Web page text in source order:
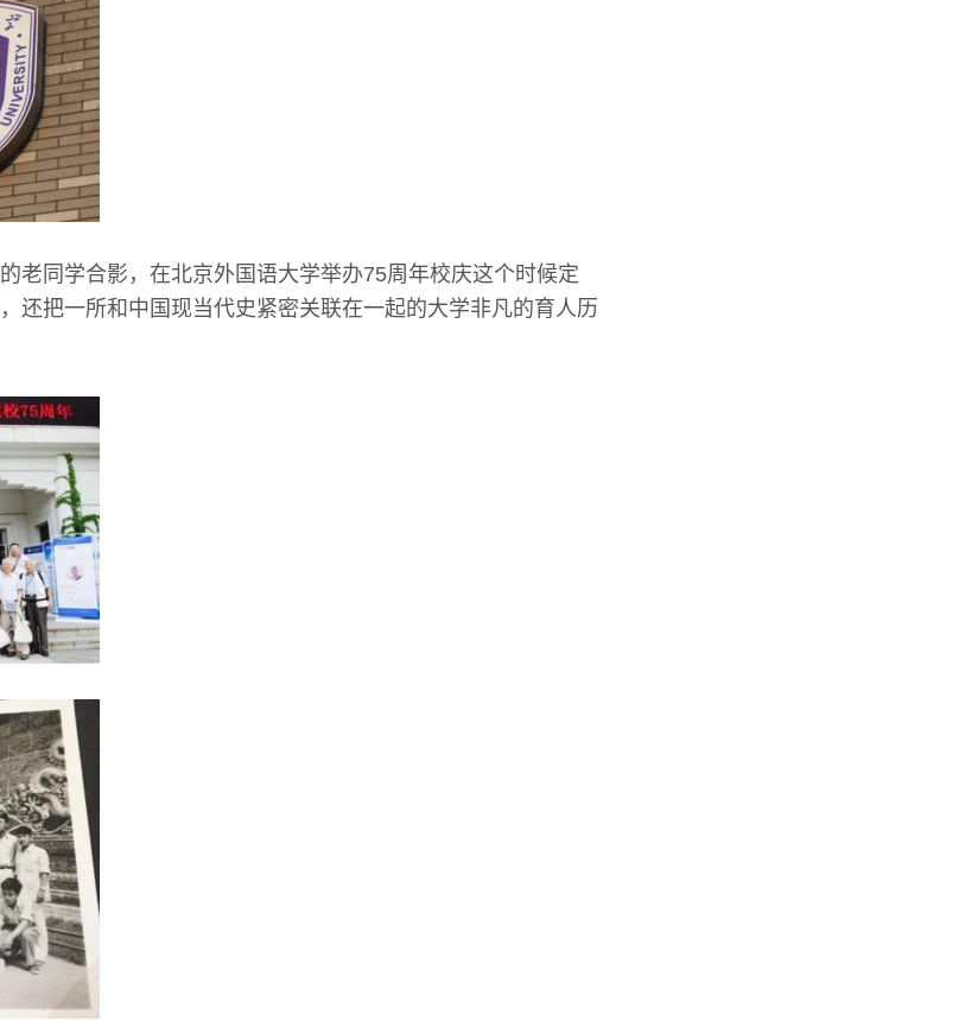
老同学合影，在北京外国语大学举办75周年校庆这个时候定
还把一所和中国现当代史紧密关联在一起的大学非凡的育人历